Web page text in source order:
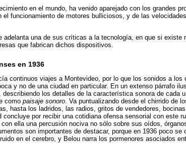
en el mundo, ha venido aparejado con los grandes
el funcionamiento de motores bulliciosos, y de las
adelanta una de sus críticas a la tecnología, en que si existe
que fabrican dichos dispositivos.
en 1936
continuos viajes a Montevideo, por lo que los sonidos a los
y no de una ciudad en particular. En un extenso párrafo
los detalles de la característica sonora de cada
como paisaje sonoro. Va puntualizando desde el chirrido de
hasta los ladridos, las radios, gritos de vendedores,
concluye por recibir una cotidiana ofensa sensorial con este
ella una percusión nociva no sólo sobre sus oídos,
son importantes de destacar, porque en 1936 poco se
en el cerebro, y Belou narra los pormenores asociados